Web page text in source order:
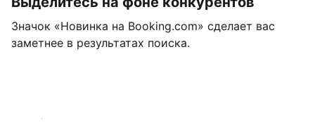
Значок «Новинка на Booking.com» сделает вас
заметнее в результатах поиска.
Начать